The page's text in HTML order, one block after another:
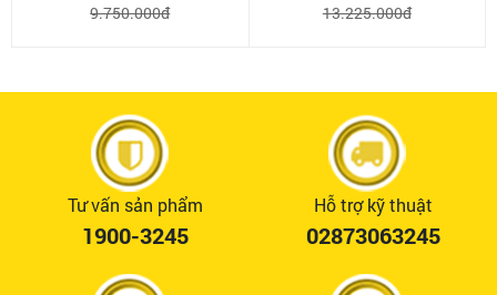
9.750.000đ 13.225.000đ
Tư vấn sản phẩm
1900-3245
Hỗ trợ kỹ thuật
02873063245